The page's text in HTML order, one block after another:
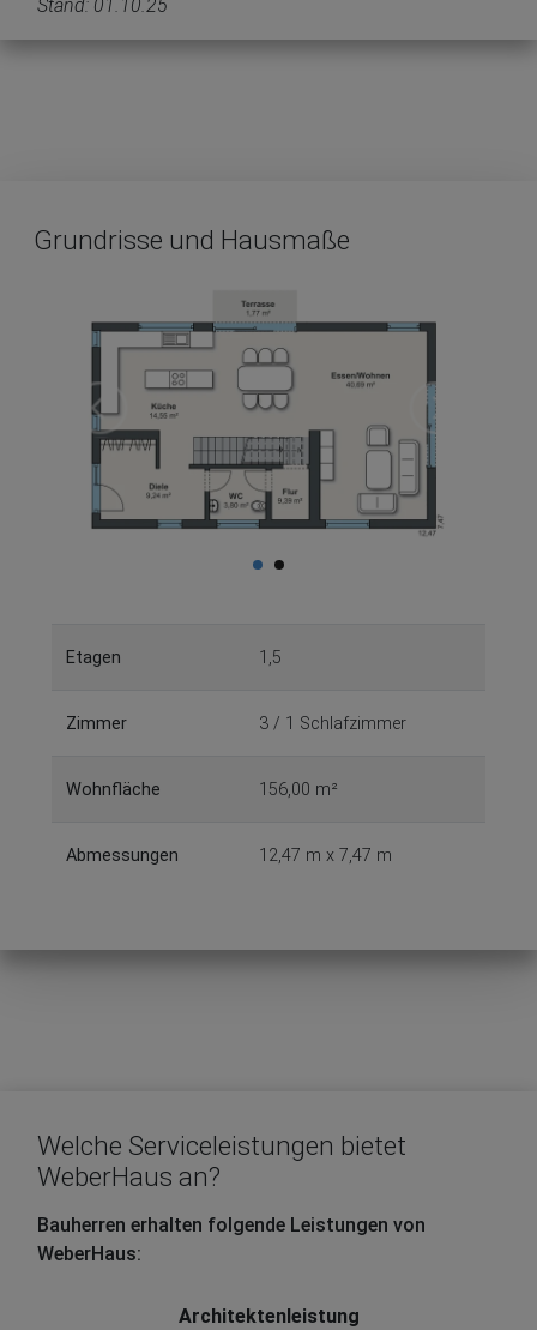
Stand: 01.10.25
Grundrisse und Hausmaße
Etagen 1,5
Zimmer 3 / 1 Schlafzimmer
Wohnfläche 156,00 m²
Abmessungen 12,47 m x 7,47 m
Welche Serviceleistungen bietet
WeberHaus an?
Bauherren erhalten folgende Leistungen von
WeberHaus:
Architektenleistung